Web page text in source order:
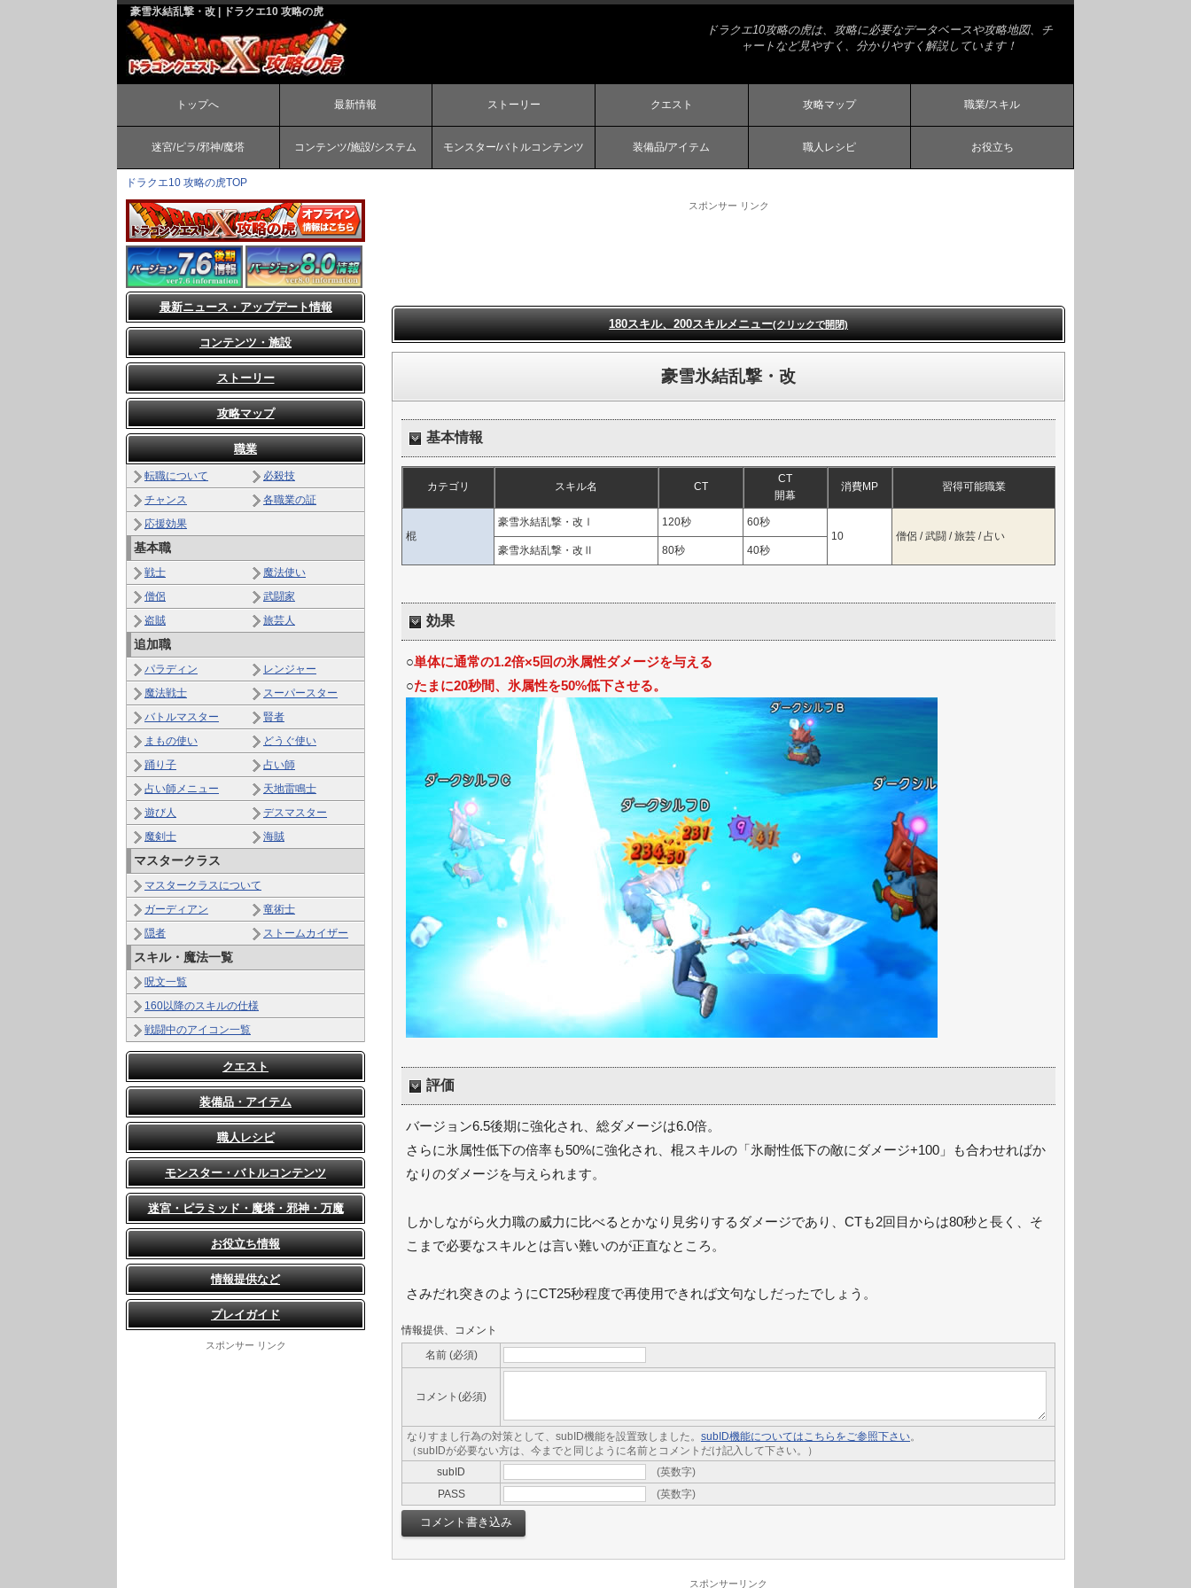
豪雪氷結乱撃・改 | ドラクエ10 攻略の虎
ドラクエ10攻略の虎は、攻略に必要なデータベースや攻略地図、チ
ャートなど見やすく、分かりやすく解説しています！
トップへ 最新情報 ストーリー クエスト 攻略マップ 職業/スキル
迷宮/ピラ/邪神/魔塔 コンテンツ/施設/システム モンスター/バトルコンテンツ 装備品/アイテム 職人レシピ お役立ち
ドラクエ10 攻略の虎TOP
スポンサー リンク
180スキル、200スキルメニュー(クリックで開閉)
豪雪氷結乱撃・改
基本情報
カテゴリ スキル名 CT
CT
開幕
消費MP 習得可能職業
棍
豪雪氷結乱撃・改Ⅰ 120秒
60秒
10
僧侶 / 武闘 / 旅芸 / 占い
豪雪氷結乱撃・改Ⅱ
80秒 40秒
効果
○単体に通常の1.2倍×5回の氷属性ダメージを与える
○たまに20秒間、氷属性を50%低下させる。
評価
バージョン6.5後期に強化され、総ダメージは6.0倍。
さらに氷属性低下の倍率も50%に強化され、棍スキルの「氷耐性低下の敵にダメージ+100」も合わせればか
なりのダメージを与えられます。
しかしながら火力職の威力に比べるとかなり見劣りするダメージであり、CTも2回目からは80秒と長く、そ
こまで必要なスキルとは言い難いのが正直なところ。
さみだれ突きのようにCT25秒程度で再使用できれば文句なしだったでしょう。
情報提供、コメント
名前 (必須)
コメント(必須)
なりすまし行為の対策として、subID機能を設置致しました。 subID機能についてはこちらをご参照下さい。
（subIDが必要ない方は、今までと同じように名前とコメントだけ記入して下さい。）
subID
(英数字)
PASS
(英数字)
スポンサーリンク
最新ニュース・アップデート情報
コンテンツ・施設
ストーリー
攻略マップ
職業
転職について
必殺技
チャンス
各職業の証
応援効果
基本職
戦士
魔法使い
僧侶
武闘家
盗賊
旅芸人
追加職
パラディン
レンジャー
魔法戦士
スーパースター
バトルマスター
賢者
まもの使い
どうぐ使い
踊り子
占い師
占い師メニュー
天地雷鳴士
遊び人
デスマスター
魔剣士
海賊
マスタークラス
マスタークラスについて
ガーディアン
竜術士
隠者
ストームカイザー
スキル・魔法一覧
呪文一覧
160以降のスキルの仕様
戦闘中のアイコン一覧
クエスト
装備品・アイテム
職人レシピ
モンスター・バトルコンテンツ
迷宮・ピラミッド・魔塔・邪神・万魔
お役立ち情報
情報提供など
プレイガイド
スポンサー リンク